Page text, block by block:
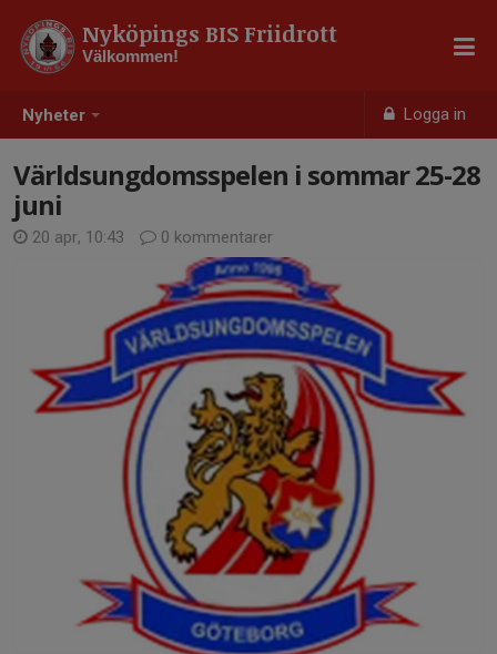
Nyheter Logga in
Nyköpings BIS Friidrott
Välkommen!
Världsungdomsspelen i sommar 25-28
juni
20 apr, 10:43 0 kommentarer